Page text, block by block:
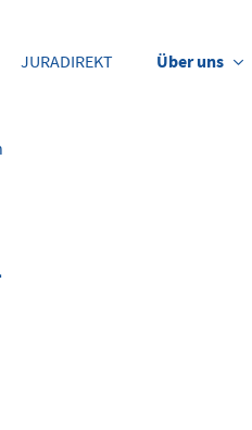
JURADIREKT Über uns